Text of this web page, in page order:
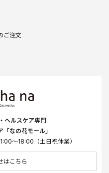
ご注文
ヘルスケア専門
なの花モール」
～18:00（土日祝休業）
はこちら